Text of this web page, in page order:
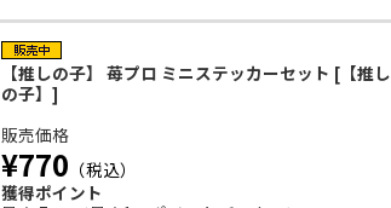
【推しの子】 苺プロ ミニステッカーセット [【推し
の子】]
販売価格
¥770 （税込）
獲得ポイント